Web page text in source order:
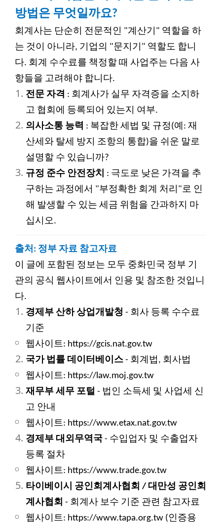
방법은 무엇일까요?
회계사는 단순히 전문적인 "계산기" 역할을 하
는 것이 아니라, 기업의 "문지기" 역할도 합니
다. 회계 수수료를 책정할 때 사업주는 다음 사
항들을 고려해야 합니다.
전문 자격 : 회계사가 실무 자격증을 소지하
고 협회에 등록되어 있는지 여부.
의사소통 능력 : 복잡한 세법 및 규정(예: 재
산세와 탈세 방지 조항의 통합)을 쉬운 말로
설명할 수 있습니까?
규정 준수 안전장치 : 극도로 낮은 가격을 추
구하는 과정에서 "부정확한 회계 처리"로 인
해 발생할 수 있는 세금 위험을 간과하지 마
십시오.
출처: 정부 자료 참고자료
이 글에 포함된 정보는 모두 중화민국 정부 기
관의 공식 웹사이트에서 인용 및 참조한 것입니
다.
경제부 산하 상업개발청 - 회사 등록 수수료
기준
웹사이트: https://gcis.nat.gov.tw
국가 법률 데이터베이스 - 회계법, 회사법
웹사이트: https://law.moj.gov.tw
재무부 세무 포털 - 법인 소득세 및 사업세 신
고 안내
웹사이트: https://www.etax.nat.gov.tw
경제부 대외무역국 - 수입업자 및 수출업자
등록 절차
웹사이트: https://www.trade.gov.tw
타이베이시 공인회계사협회 / 대만성 공인회
계사협회 - 회계사 보수 기준 관련 참고자료
웹사이트: https://www.tapa.org.tw (인증용